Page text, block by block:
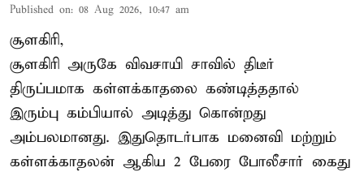
Published on: 08 Aug 2026, 10:47 am
சூளகிரி,
சூளகிரி அருகே விவசாயி சாவில் திடீர்
திருப்பமாக கள்ளக்காதலை கண்டித்ததால்
இரும்பு கம்பியால் அடித்து கொன்றது
அம்பலமானது. இதுதொடர்பாக மனைவி மற்றும்
கள்ளக்காதலன் ஆகிய 2 பேரை போலீசார் கைது